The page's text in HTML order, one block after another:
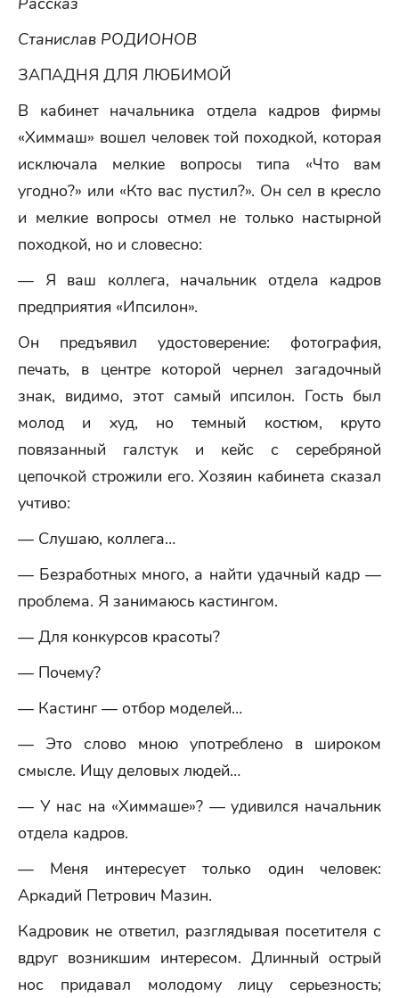
Станислав РОДИОНОВ
ЗАПАДНЯ ДЛЯ ЛЮБИМОЙ
В кабинет начальника отдела кадров фирмы
«Химмаш» вошел человек той походкой, которая
исключала мелкие вопросы типа «Что вам
угодно?» или «Кто вас пустил?». Он сел в кресло
и мелкие вопросы отмел не только настырной
походкой, но и словесно:
— Я ваш коллега, начальник отдела кадров
предприятия «Ипсилон».
Он предъявил удостоверение: фотография,
печать, в центре которой чернел загадочный
знак, видимо, этот самый ипсилон. Гость был
молод и худ, но темный костюм, круто
повязанный галстук и кейс с серебряной
цепочкой строжили его. Хозяин кабинета сказал
учтиво:
— Слушаю, коллега…
— Безработных много, а найти удачный кадр —
проблема. Я занимаюсь кастингом.
— Для конкурсов красоты?
— Почему?
— Кастинг — отбор моделей…
— Это слово мною употреблено в широком
смысле. Ищу деловых людей…
— У нас на «Химмаше»? — удивился начальник
отдела кадров.
— Меня интересует только один человек:
Аркадий Петрович Мазин.
Кадровик не ответил, разглядывая посетителя с
вдруг возникшим интересом. Длинный острый
нос придавал молодому лицу серьезность;